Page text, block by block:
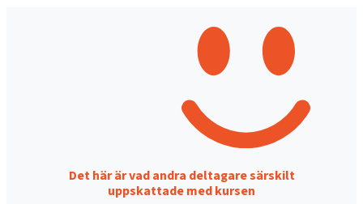
Det här är vad andra deltagare särskilt
uppskattade med kursen